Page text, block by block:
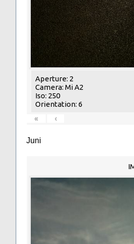
Aperture: 2
Camera: Mi A2
Iso: 250
Orientation: 6
«
‹
Juni